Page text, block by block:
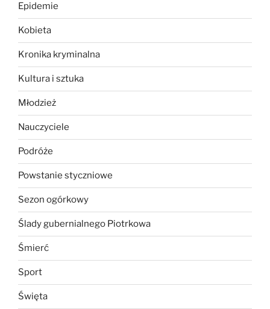
Epidemie
Kobieta
Kronika kryminalna
Kultura i sztuka
Młodzież
Nauczyciele
Podróże
Powstanie styczniowe
Sezon ogórkowy
Ślady gubernialnego Piotrkowa
Śmierć
Sport
Święta